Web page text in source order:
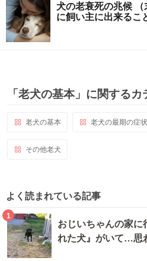
犬の老衰死の兆候
に飼い主に出来るこ
「老犬の基本」に関するカ
老犬の基本 老犬の最期の症状
その他老犬
よく読まれている記事
1
おじいちゃんの家に
れた犬』がいて…思